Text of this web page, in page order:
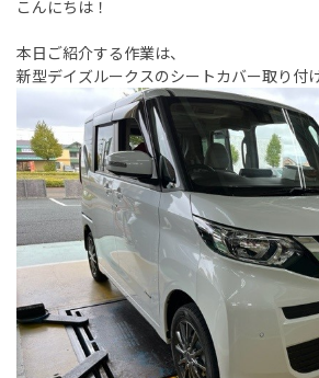
こんにちは！
本日ご紹介する作業は、
新型デイズルークスのシートカバー取り付